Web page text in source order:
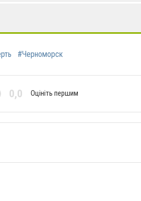
#Черноморск
0,0 Оцініть першим